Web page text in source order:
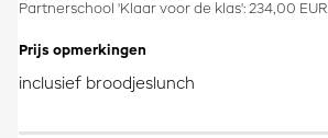
Partnerschool 'Klaar voor de klas': 234,00 EUR
Prijs opmerkingen
inclusief broodjeslunch